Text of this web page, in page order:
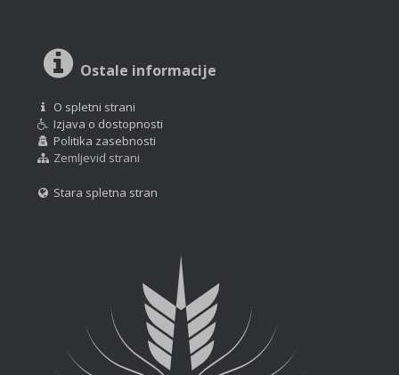
Ostale informacije
O spletni strani
Izjava o dostopnosti
Politika zasebnosti
Zemljevid strani
Stara spletna stran